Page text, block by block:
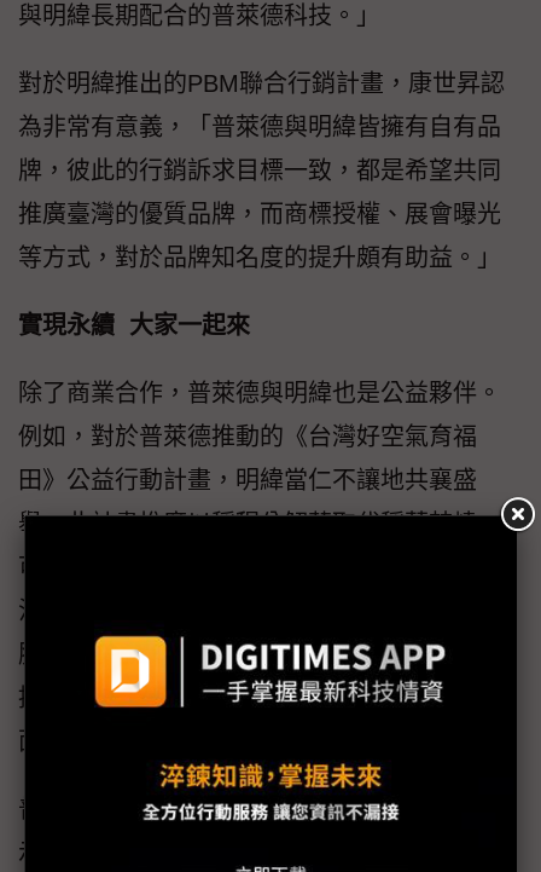
與明緯長期配合的普萊德科技。」
對於明緯推出的PBM聯合行銷計畫，康世昇認
為非常有意義，「普萊德與明緯皆擁有自有品
牌，彼此的行銷訴求目標一致，都是希望共同
推廣臺灣的優質品牌，而商標授權、展會曝光
等方式，對於品牌知名度的提升頗有助益。」
實現永續 大家一起來
除了商業合作，普萊德與明緯也是公益夥伴。
例如，對於普萊德推動的《台灣好空氣育福
田》公益行動計畫，明緯當仁不讓地共襄盛
舉。此計畫推廣以稻稈分解菌取代稻草焚燒，
可以避免空氣污染和煙霧帶來的危害，徹底解
決空污問題，減少碳排，並且能夠提高土地的
肥沃度和有機性，達到永續。此計畫自2022年
推廣至今已累積約200多家企業加入，認養稻田
面積達7,800公頃。
普萊德科技總經理室市場推廣組經理徐華表
示，參與者是個人或企業名義認養稻田，「幾